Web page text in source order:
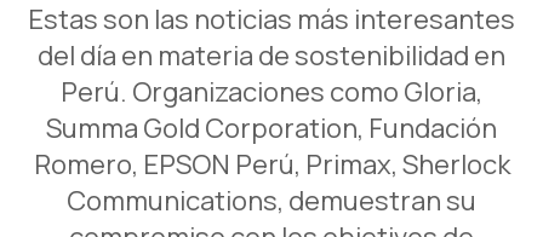
Estas son las noticias más interesantes
del día en materia de sostenibilidad en
Perú. Organizaciones como Gloria,
Summa Gold Corporation, Fundación
Romero, EPSON Perú, Primax, Sherlock
Communications, demuestran su